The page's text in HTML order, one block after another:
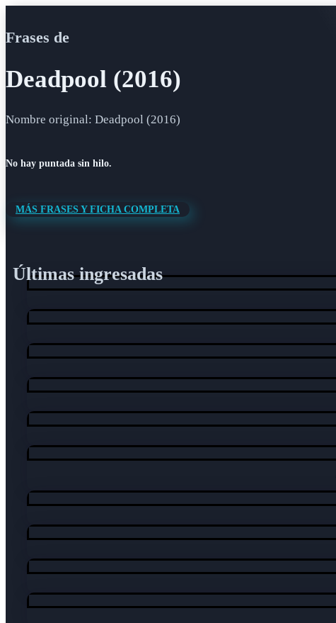
Frases de
Deadpool (2016)
Nombre original: Deadpool (2016)
No hay puntada sin hilo.
MÁS FRASES Y FICHA COMPLETA
Últimas ingresadas